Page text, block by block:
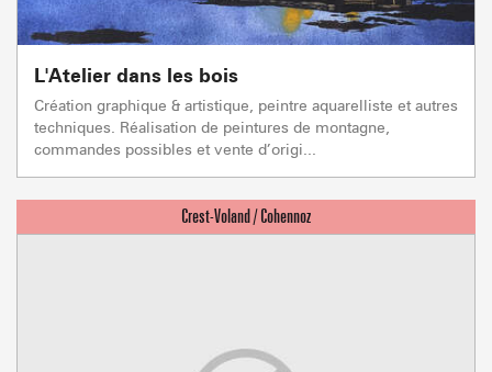
L'Atelier dans les bois
Création graphique & artistique, peintre aquarelliste et autres
techniques. Réalisation de peintures de montagne,
commandes possibles et vente d’origi...